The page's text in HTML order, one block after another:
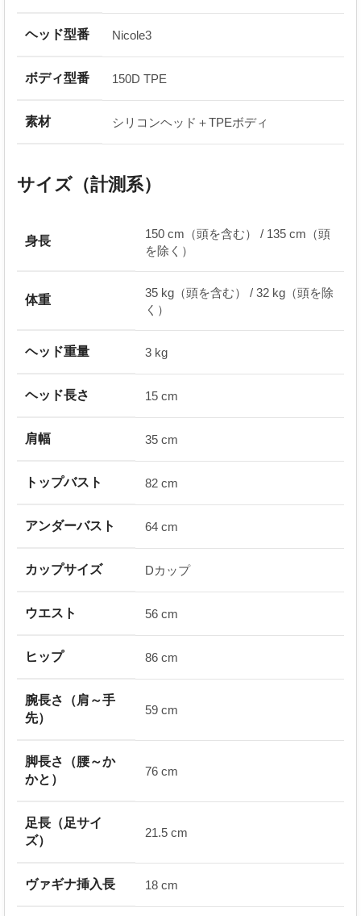
ヘッド型番 Nicole3
ボディ型番 150D TPE
素材 シリコンヘッド＋TPEボディ
サイズ（計測系）
身長
150 cm（頭を含む） / 135 cm（頭
を除く）
体重
35 kg（頭を含む） / 32 kg（頭を除
く）
ヘッド重量 3 kg
ヘッド長さ 15 cm
肩幅 35 cm
トップバスト 82 cm
アンダーバスト 64 cm
カップサイズ Dカップ
ウエスト 56 cm
ヒップ 86 cm
腕長さ（肩～手
先）
59 cm
脚長さ（腰～か
かと）
76 cm
足長（足サイ
ズ）
21.5 cm
ヴァギナ挿入長 18 cm